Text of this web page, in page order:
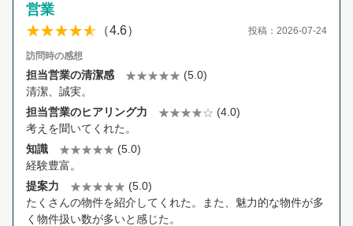
営業
（4.6） 投稿：2026-07-24
訪問時の感想
担当営業の清潔感
(5.0)
清潔、誠実。
担当営業のヒアリング力
(4.0)
考えを聞いてくれた。
知識
(5.0)
経験豊富。
提案力
(5.0)
たくさんの物件を紹介してくれた。また、魅力的な物件が多
く物件扱い数が多いと感じた。